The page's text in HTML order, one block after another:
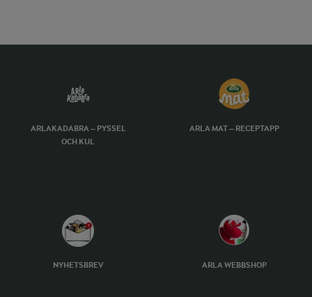
ARLAKADABRA – PYSSEL
OCH KUL
ARLA MAT – RECEPTAPP
NYHETSBREV ARLA WEBBSHOP